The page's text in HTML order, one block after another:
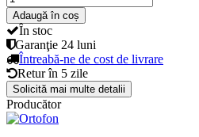
Adaugă în coș
În stoc
Garanţie 24 luni
Întreabă-ne de cost de livrare
Retur în 5 zile
Solicită mai multe detalii
Producător